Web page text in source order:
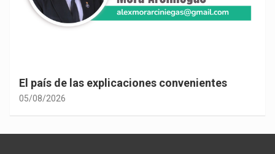
El país de las explicaciones convenientes
05/08/2026